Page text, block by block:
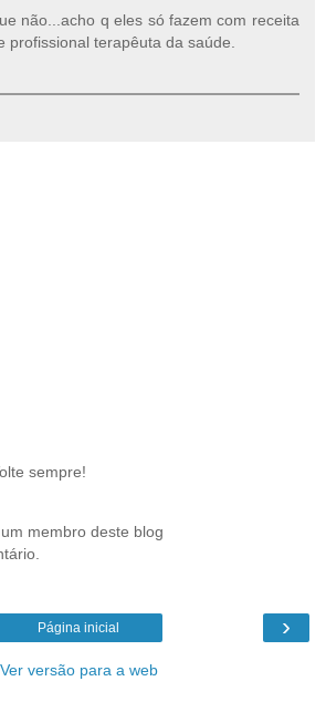
não...acho q eles só fazem com receita
profissional terapêuta da saúde.
sempre!
membro deste blog
›
Página inicial
Ver versão para a web